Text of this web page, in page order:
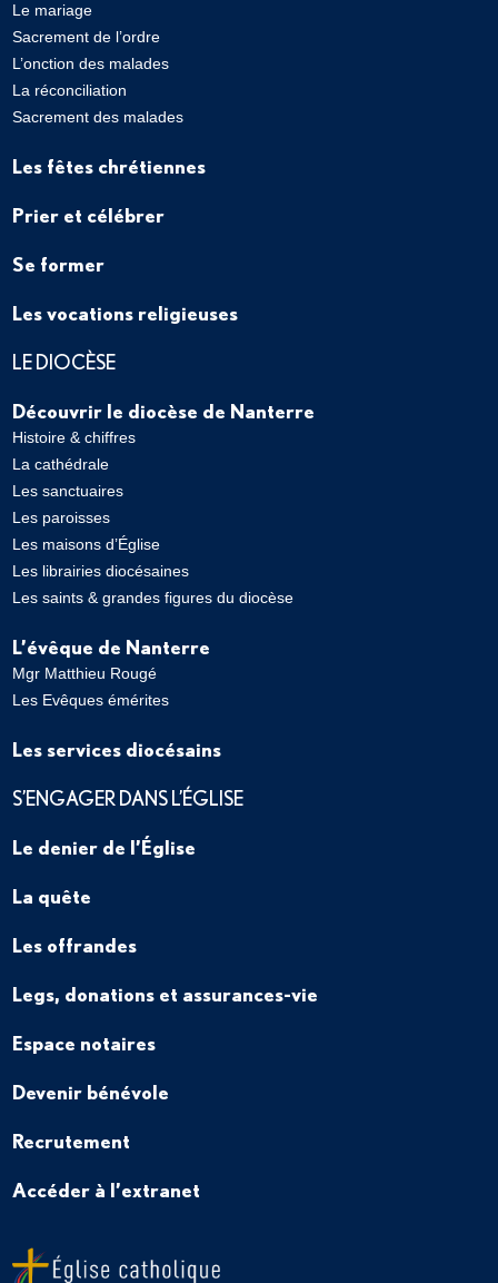
Le mariage
Sacrement de l’ordre
L’onction des malades
La réconciliation
Sacrement des malades
Les fêtes chrétiennes
Prier et célébrer
Se former
Les vocations religieuses
LE DIOCÈSE
Découvrir le diocèse de Nanterre
Histoire & chiffres
La cathédrale
Les sanctuaires
Les paroisses
Les maisons d’Église
Les librairies diocésaines
Les saints & grandes figures du diocèse
L’évêque de Nanterre
Mgr Matthieu Rougé
Les Evêques émérites
Les services diocésains
S’ENGAGER DANS L’ÉGLISE
Le denier de l’Église
La quête
Les offrandes
Legs, donations et assurances-vie
Espace notaires
Devenir bénévole
Recrutement
Accéder à l’extranet